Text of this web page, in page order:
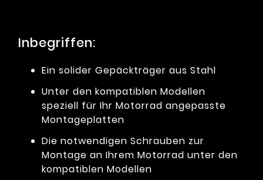
Inbegriffen:
Ein solider Gepäckträger aus Stahl
Unter den kompatiblen Modellen
speziell für Ihr Motorrad angepasste
Montageplatten
Die notwendigen Schrauben zur
Montage an Ihrem Motorrad unter den
kompatiblen Modellen